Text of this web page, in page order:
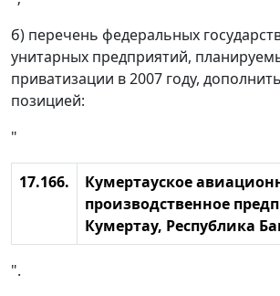
б) перечень федеральных
унитарных предприятий,
приватизации в 2007 году,
позицией:
"
17.166.
Кумертауское
производственное
Кумертау, Республика
".